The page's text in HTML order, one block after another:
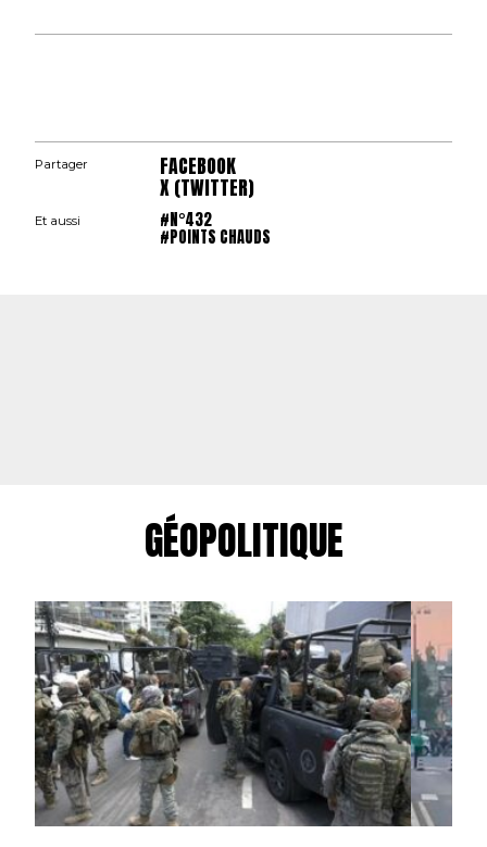
Partager FACEBOOK
X (TWITTER)
Et aussi #N°432
#POINTS CHAUDS
GÉOPOLITIQUE